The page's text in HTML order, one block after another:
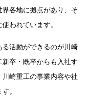
各地に拠点があり、そ
われています。
活動ができるのが川崎
卒・既卒からも入社す
崎重工の事業内容や社
。